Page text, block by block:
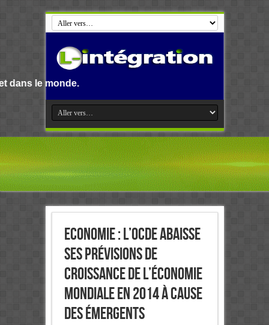
Economie : L’OCDE abaisse
ses prévisions de
croissance de l’économie
mondiale en 2014 à cause
des émergents